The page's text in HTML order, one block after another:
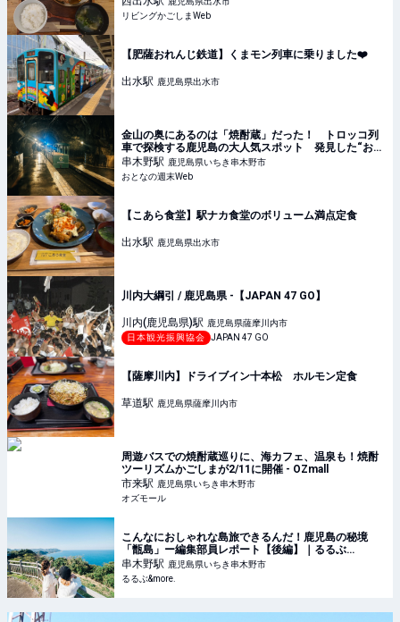
リビングかごしまWeb
【肥薩おれんじ鉄道】くまモン列車に乗りました❤️
出水駅 鹿児島県出水市
金山の奥にあるのは「焼酎蔵」だった！ トロッコ列
車で探検する鹿児島の大人気スポット 発見した“おと
なのタイムカプセル”とは？ - おとなの週末Web
串木野駅 鹿児島県いちき串木野市
おとなの週末Web
【こあら食堂】駅ナカ食堂のボリューム満点定食
出水駅 鹿児島県出水市
川内大綱引 / 鹿児島県 -【JAPAN 47 GO】
川内(鹿児島県)駅 鹿児島県薩摩川内市
日本観光振興協会
JAPAN 47 GO
【薩摩川内】ドライブイン十本松 ホルモン定食
草道駅 鹿児島県薩摩川内市
周遊バスでの焼酎蔵巡りに、海カフェ、温泉も！焼酎
ツーリズムかごしまが2/11に開催 - OZmall
市来駅 鹿児島県いちき串木野市
オズモール
こんなにおしゃれな島旅できるんだ！鹿児島の秘境
「甑島」ー編集部員レポート【後編】｜るるぶ
&more.
串木野駅 鹿児島県いちき串木野市
るるぶ&more.